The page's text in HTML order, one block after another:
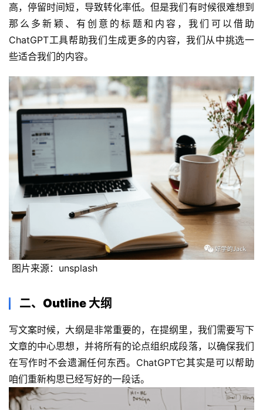
高，停留时间短，导致转化率低。但是我们有时候很难想到
那么多新颖、有创意的标题和内容，我们可以借助
ChatGPT工具帮助我们生成更多的内容，我们从中挑选一
些适合我们的内容。
图片来源：unsplash
二、Outline 大纲
写文案时候，大纲是非常重要的，在提纲里，我们需要写下
文章的中心思想，并将所有的论点组织成段落，以确保我们
在写作时不会遗漏任何东西。ChatGPT它其实是可以帮助
咱们重新构思已经写好的一段话。